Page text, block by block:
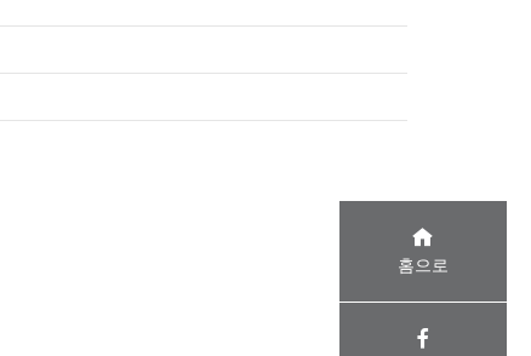
홈으로